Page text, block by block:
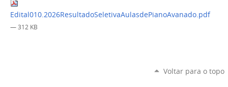
Edital010.2026ResultadoSeletivaAulasdePianoAvanado.pdf
— 312 KB
Voltar para o topo